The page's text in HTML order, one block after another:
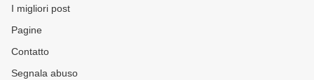
I migliori post
Pagine
Contatto
Segnala abuso